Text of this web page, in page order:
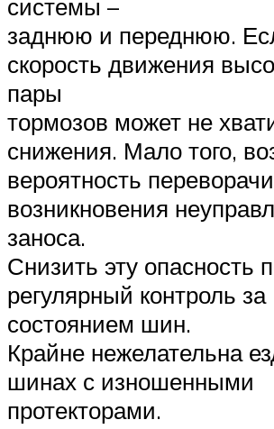
системы –
заднюю и переднюю.
скорость движения
пары
тормозов может не
снижения. Мало того,
вероятность
возникновения
заноса.
Снизить эту опасность
регулярный контроль за
состоянием шин.
Крайне нежелательна
шинах с изношенными
протекторами.